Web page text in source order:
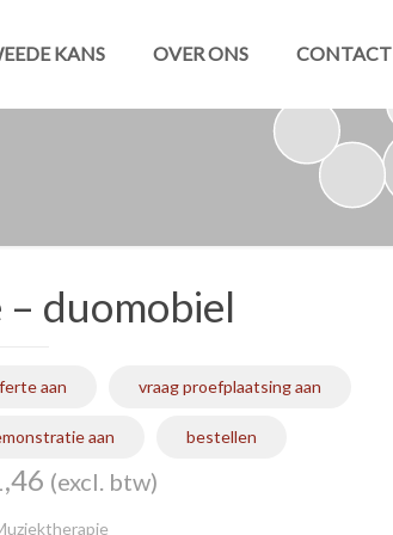
KANS OVER ONS CONTACT
– duomobiel
aan vraag proefplaatsing aan
aan bestellen
(excl. btw)